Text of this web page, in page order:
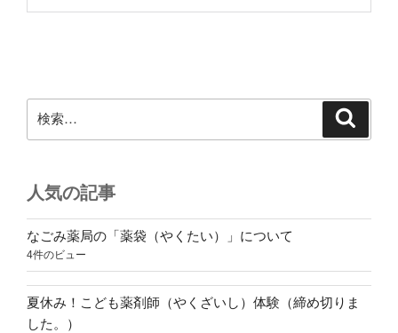
索:
人気の記事
なごみ薬局の「薬袋（やくたい）」について
4件のビュー
夏休み！こども薬剤師（やくざいし）体験（締め切りま
した。）